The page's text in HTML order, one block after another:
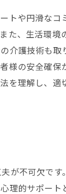
トや円滑なコ
た、生活環境
介護技術も取
様の安全確保
を理解し、適
が不可欠です
理的サポート